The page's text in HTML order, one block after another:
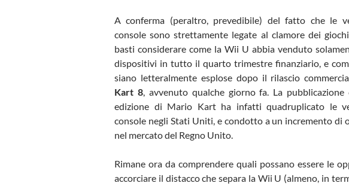
A conferma (peraltro, prevedibile) del fatto che le
console sono strettamente legate al clamore dei
basti considerare come la Wii U abbia venduto
dispositivi in tutto il quarto trimestre finanziario, e
siano letteralmente esplose dopo il rilascio
Kart 8, avvenuto qualche giorno fa. La pubblicazione
edizione di Mario Kart ha infatti quadruplicato le
console negli Stati Uniti, e condotto a un incremento di
nel mercato del Regno Unito.
Rimane ora da comprendere quali possano essere le
accorciare il distacco che separa la Wii U (almeno, in